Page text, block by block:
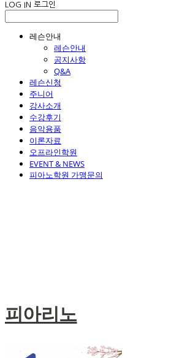
LOG IN 로그인
레슨안내
레슨안내
공지사항
Q&A
레슨신청
주니어
강사소개
수강후기
음악용품
이론자료
오프라인학원
EVENT & NEWS
피아노학원 가맹문의
피아리노